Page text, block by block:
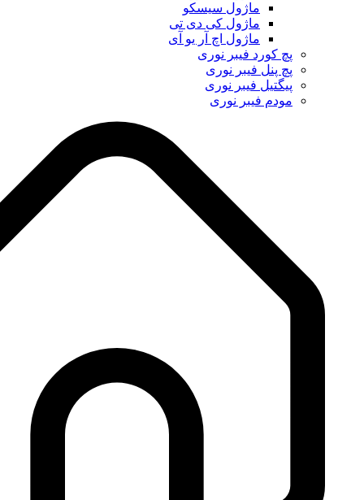
ماژول سیسکو
ماژول کی دی تی
ماژول اچ آر یو آی
پچ کورد فیبر نوری
پچ پنل فیبر نوری
پیگتیل فیبر نوری
مودم فیبر نوری